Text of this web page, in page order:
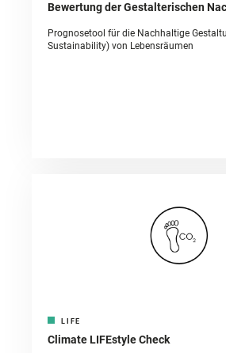
Bewertung der Gestalterischen
Prognosetool für die Nachhaltige
Sustainability) von Lebensräumen
LIFE
Climate LIFEstyle Check